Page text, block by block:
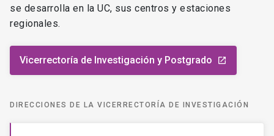
se desarrolla en la UC, sus centros y estaciones
regionales.
Vicerrectoría de Investigación y Postgrado launch
DIRECCIONES DE LA VICERRECTORÍA DE INVESTIGACIÓN